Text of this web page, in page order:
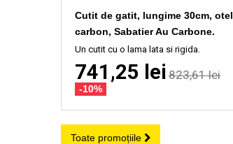
Cutit de gatit, lungime 30cm, otel
carbon, Sabatier Au Carbone.
Un cutit cu o lama lata si rigida.
741,25 lei 823,61 lei
-10%
Toate promoțiile